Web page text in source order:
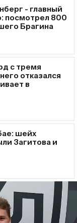
- главный
посмотрел 800
Брагина
с тремя
отказался
в
шейх
Загитова и